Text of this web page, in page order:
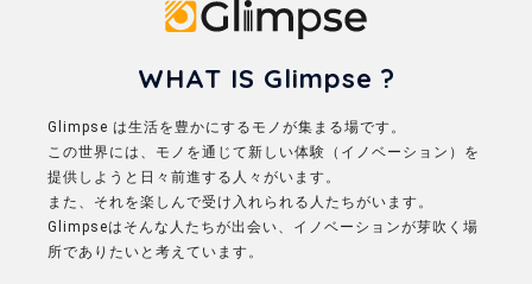
WHAT IS Glimpse ?
Glimpse は生活を豊かにするモノが集まる場です。
この世界には、モノを通じて新しい体験（イノベーション）を
提供しようと日々前進する人々がいます。
また、それを楽しんで受け入れられる人たちがいます。
Glimpseはそんな人たちが出会い、イノベーションが芽吹く場
所でありたいと考えています。